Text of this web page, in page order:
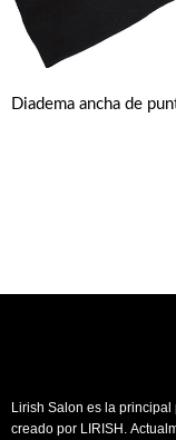
Lirish Salon es la
creado por LIRISH.